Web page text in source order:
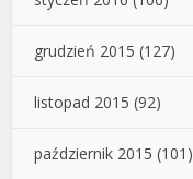
grudzień 2015 (127)
listopad 2015 (92)
październik 2015 (101)